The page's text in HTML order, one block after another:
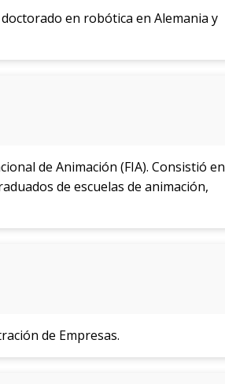
en robótica en Alemania y
de Animación (FIA). Consistió en
de escuelas de animación,
de Empresas.